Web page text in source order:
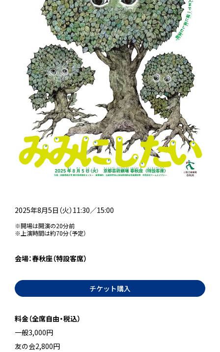
2025年8月5日（火）11:30／15:00
※開場は開演の20分前
※上演時間は約70分（予定）
会場：春秋座（特設客席）
チケット購入
料金（全席自由・税込）
一般3,000円
友の会2,800円